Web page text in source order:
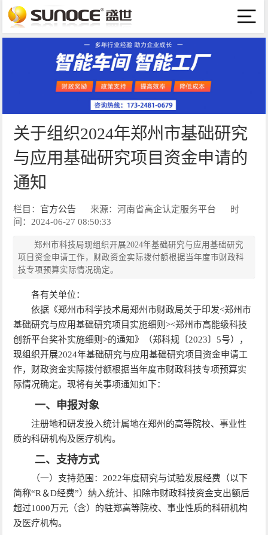
关于组织2024年郑州市基础研究
与应用基础研究项目资金申请的
通知
栏目： 官方公告 来源：河南省高企认定服务平台
时
间：2024-06-27 08:50:33
郑州市科技局现组织开展2024年基础研究与应用基础研究
项目资金申请工作，财政资金实际拨付额根据当年度市财政科
技专项预算实际情况确定。
各有关单位：
依据《郑州市科学技术局郑州市财政局关于印发<郑州市
基础研究与应用基础研究项目实施细则><郑州市高能级科技
创新平台奖补实施细则>的通知》（郑科规〔2023〕 5号），
现组织开展2024年基础研究与应用基础研究项目资金申请工
作，财政资金实际拨付额根据当年度市财政科技专项预算实
际情况确定。现将有关事项通知如下：
一、申报对象
注册地和研发投入统计属地在郑州的高等院校、事业性
质的科研机构及医疗机构。
二、支持方式
（一）支持范围：2022年度研究与试验发展经费（以下
简称“R ＆D经费”）纳入统计、扣除市财政科技资金支出额后
超过1000万元（含）的驻郑高等院校、事业性质的科研机构
及医疗机构。